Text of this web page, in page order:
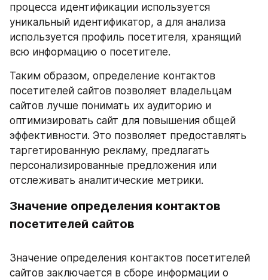
процесса идентификации используется
уникальный идентификатор, а для анализа
используется профиль посетителя, хранящий
всю информацию о посетителе.
Таким образом, определение контактов
посетителей сайтов позволяет владельцам
сайтов лучше понимать их аудиторию и
оптимизировать сайт для повышения общей
эффективности. Это позволяет предоставлять
таргетированную рекламу, предлагать
персонализированные предложения или
отслеживать аналитические метрики.
Значение определения контактов
посетителей сайтов
Значение определения контактов посетителей
сайтов заключается в сборе информации о